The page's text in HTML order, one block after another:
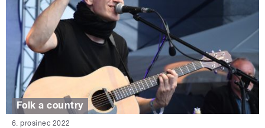
Folk a country
6. prosinec 2022